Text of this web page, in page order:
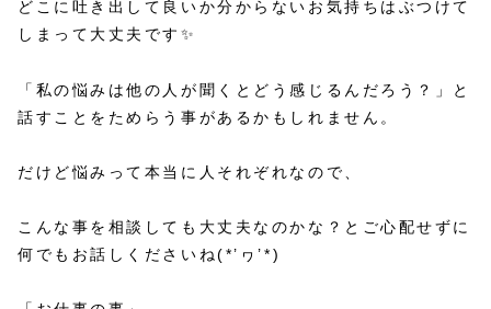
どこに吐き出して良いか分からないお気持ちはぶつけて
しまって大丈夫です✨
「私の悩みは他の人が聞くとどう感じるんだろう？」と
話すことをためらう事があるかもしれません。
だけど悩みって本当に人それぞれなので、
こんな事を相談しても大丈夫なのかな？とご心配せずに
何でもお話しくださいね(*’ヮ’*)